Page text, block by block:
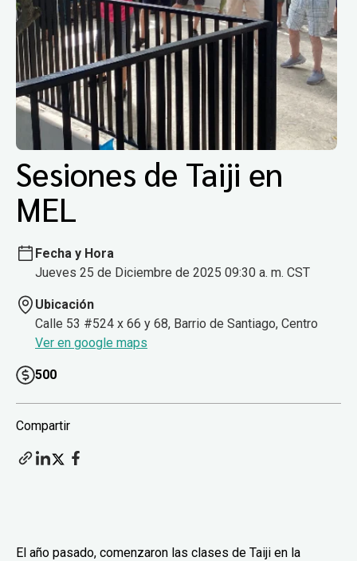
Sesiones de Taiji en
MEL
Fecha y Hora
Jueves 25 de Diciembre de 2025 09:30 a. m. CST
Ubicación
Calle 53 #524 x 66 y 68, Barrio de Santiago, Centro
Ver en google maps
500
Compartir
El año pasado, comenzaron las clases de Taiji en la